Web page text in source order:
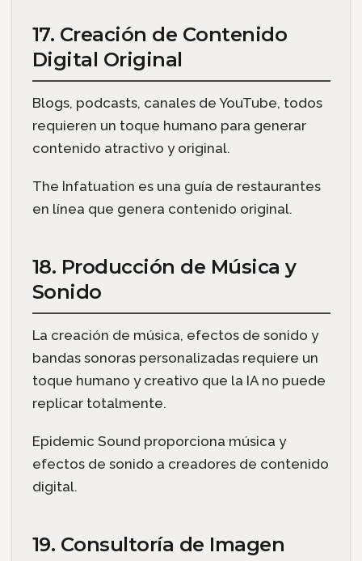
17. Creación de Contenido
Digital Original
Blogs, podcasts, canales de YouTube, todos
requieren un toque humano para generar
contenido atractivo y original.
The Infatuation es una guía de restaurantes
en línea que genera contenido original.
18. Producción de Música y
Sonido
La creación de música, efectos de sonido y
bandas sonoras personalizadas requiere un
toque humano y creativo que la IA no puede
replicar totalmente.
Epidemic Sound proporciona música y
efectos de sonido a creadores de contenido
digital.
19. Consultoría de Imagen